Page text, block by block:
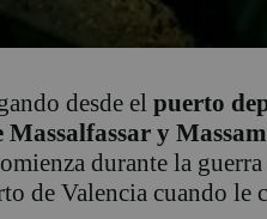
desde el puerto
Massalfassar y
durante la
de Valencia cuando le